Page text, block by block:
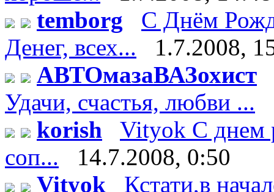
temborg
С Днём
Денег, всех...
1.7.2008,
АВТОмазаВАЗохист
Удачи, счастья, любви ...
korish
Vityok С днем
соп...
14.7.2008, 0:50
Vityok
Кстати,в